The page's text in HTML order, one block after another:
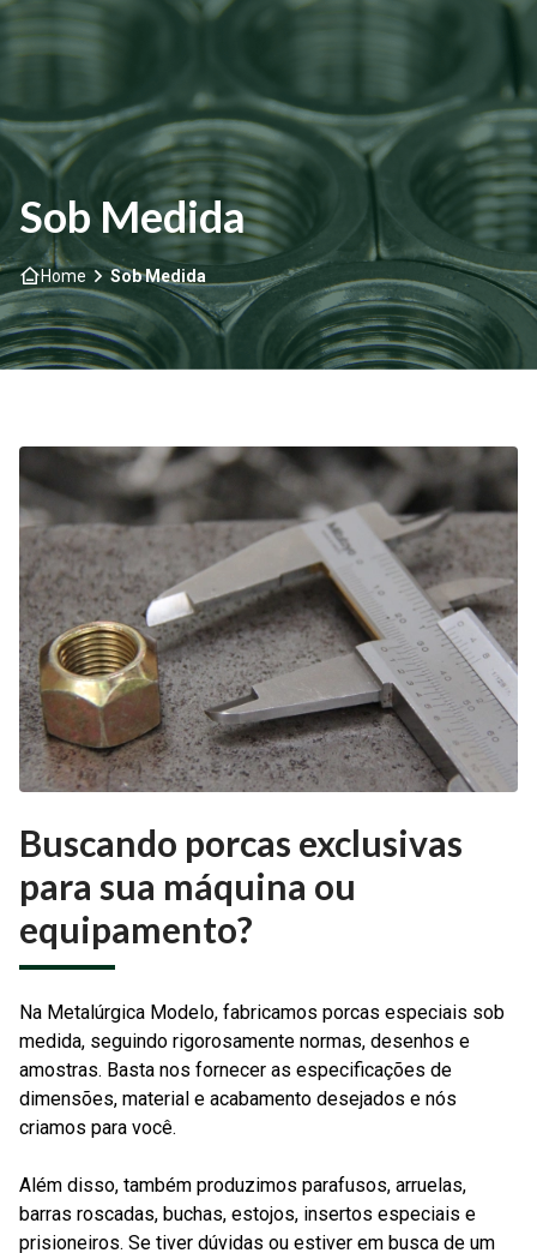
Sobre nós
Produtos
Sob Medida
Materiais e Acabamentos
Contato
Sob Medida
Home Sob Medida
Buscando porcas exclusivas
para sua máquina ou
equipamento?
Na Metalúrgica Modelo, fabricamos porcas especiais sob
medida, seguindo rigorosamente normas, desenhos e
amostras. Basta nos fornecer as especificações de
dimensões, material e acabamento desejados e nós
criamos para você.
Além disso, também produzimos parafusos, arruelas,
barras roscadas, buchas, estojos, insertos especiais e
prisioneiros. Se tiver dúvidas ou estiver em busca de um